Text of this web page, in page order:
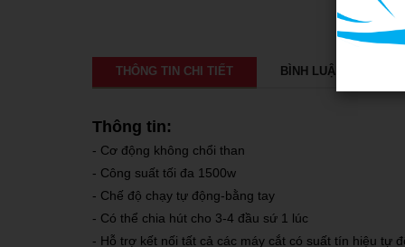
THÔNG TIN CHI TIẾT BÌNH LUẬN
Thông tin:
- Cơ động không chổi than
- Công suất tối đa 1500w
- Chế độ chạy tự động-bằng tay
- Có thể chia hút cho 3-4 đầu sứ 1 lúc
- Hỗ trợ kết nối tất cả các máy cắt có suất tín hiệu tự